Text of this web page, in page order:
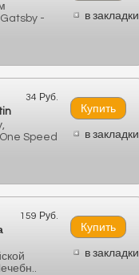
в закладки
-
в закладки
34 Руб.
Speed
в закладки
159 Руб.